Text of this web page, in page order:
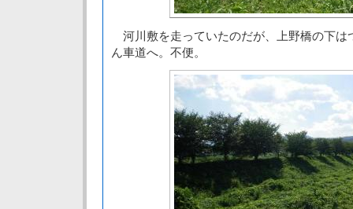
河川敷を走っていたのだが、上野橋の下は
ん車道へ。不便。